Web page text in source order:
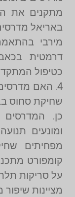
מתקנים את
מירבי
כטיפול
4. האם
שחיקת סחוס
כן.
ומונעים
מפחיתים
קומפורט
מציינות